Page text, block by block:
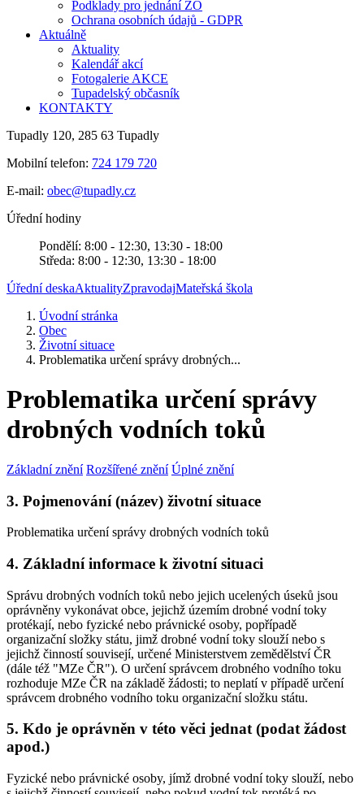
Podklady pro jednání ZO
Ochrana osobních údajů - GDPR
Aktuálně
Aktuality
Kalendář akcí
Fotogalerie AKCE
Tupadelský občasník
KONTAKTY
Tupadly 120, 285 63 Tupadly
Mobilní telefon: 724 179 720
E-mail: obec@tupadly.cz
Úřední hodiny
Pondělí: 8:00 - 12:30, 13:30 - 18:00
Středa: 8:00 - 12:30, 13:30 - 18:00
Úřední deskaAktualityZpravodajMateřská škola
Úvodní stránka
Obec
Životní situace
Problematika určení správy drobných...
Problematika určení správy
drobných vodních toků
Základní znění Rozšířené znění Úplné znění
3. Pojmenování (název) životní situace
Problematika určení správy drobných vodních toků
4. Základní informace k životní situaci
Správu drobných vodních toků nebo jejich ucelených úseků jsou
oprávněny vykonávat obce, jejichž územím drobné vodní toky
protékají, nebo fyzické nebo právnické osoby, popřípadě
organizační složky státu, jimž drobné vodní toky slouží nebo s
jejichž činností souvisejí, určené Ministerstvem zemědělství ČR
(dále též "MZe ČR"). O určení správcem drobného vodního toku
rozhoduje MZe ČR na základě žádosti; to neplatí v případě určení
správcem drobného vodního toku organizační složku státu.
5. Kdo je oprávněn v této věci jednat (podat žádost
apod.)
Fyzické nebo právnické osoby, jímž drobné vodní toky slouží, nebo